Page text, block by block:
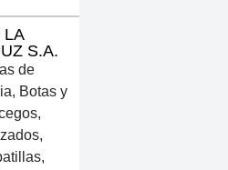
LA
S.A.
de
, Botas y
,
,
,